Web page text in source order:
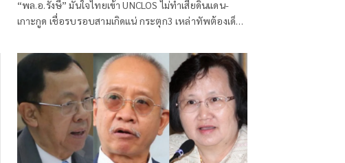
“พล.อ.รังษี” มั่นใจไทยเข้า UNCLOS ไม่ทำเสียดินแดน-
เกาะกูด เชื่อรบรอบสามเกิดแน่ กระตุก3 เหล่าทัพต้องเด็ด